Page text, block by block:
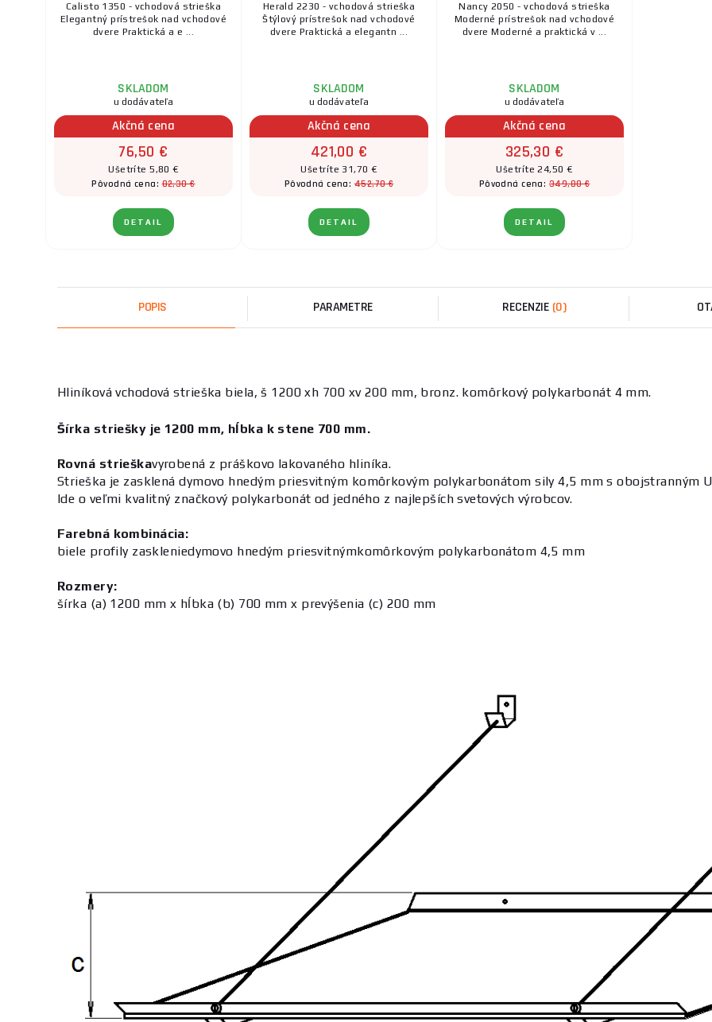
Calisto 1350 - vchodová strieška
Elegantný prístrešok nad vchodové
dvere Praktická a e ...
SKLADOM
u dodávateľa
Akčná cena
76,50 €
Ušetríte 5,80 €
Pôvodná cena:82,30 €
DETAIL
Herald 2230 - vchodová strieška
Štýlový prístrešok nad vchodové
dvere Praktická a elegantn ...
SKLADOM
u dodávateľa
Akčná cena
421,00 €
Ušetríte 31,70 €
Pôvodná cena:452,70 €
DETAIL
Nancy 2050 - vchodová strieška
Moderné prístrešok nad vchodové
dvere Moderné a praktická v ...
SKLADOM
u dodávateľa
Akčná cena
325,30 €
Ušetríte 24,50 €
Pôvodná cena:349,80 €
DETAIL
POPIS PARAMETRE RECENZIE (0)
Hliníková vchodová strieška biela, š 1200 xh 700 xv 200 mm, bronz. komôrkový polykarbonát 4 mm.
Šírka striešky je 1200 mm, hĺbka k stene 700 mm.
Rovná strieškavyrobená z práškovo lakovaného hliníka.
Strieška je zasklená dymovo hnedým priesvitným komôrkovým polykarbonátom sily 4,5 mm s obojstranným
Ide o veľmi kvalitný značkový polykarbonát od jedného z najlepších svetových výrobcov.
Farebná kombinácia:
biele profily zaskleniedymovo hnedým priesvitnýmkomôrkovým polykarbonátom 4,5 mm
Rozmery:
šírka (a) 1200 mm x hĺbka (b) 700 mm x prevýšenia (c) 200 mm